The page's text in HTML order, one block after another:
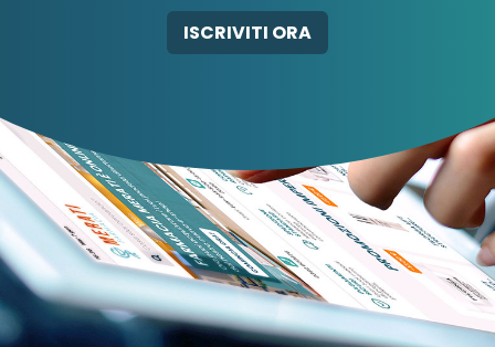
AB-GLOBAL SRL
ABBATE A&V PHARMA
ISCRIVITI ORA